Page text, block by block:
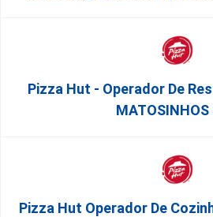
Pizza Hut - Operador De
MATOSINHOS
Pizza Hut Operador De